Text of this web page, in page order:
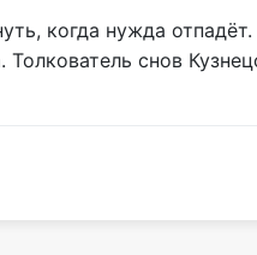
когда нужда
снов